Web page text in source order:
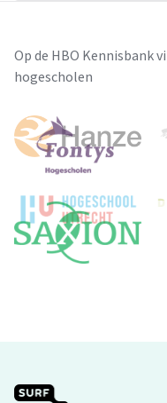
Op de HBO Kennisbank
hogescholen